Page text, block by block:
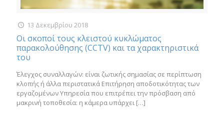
13 Δεκεμβρίου 2018
Οι σκοποί τους κλειστού κυκλώματος
παρακολούθησης (CCTV) και τα χαρακτηριστικά
του
Έλεγχος συναλλαγών: είναι ζωτικής σημασίας σε περίπτωση
κλοπής ή άλλα περιστατικά Επιτήρηση αποδοτικότητας των
εργαζομένων Υπηρεσία που επιτρέπει την πρόσβαση από
μακρινή τοποθεσία: η κάμερα υπάρχει […]